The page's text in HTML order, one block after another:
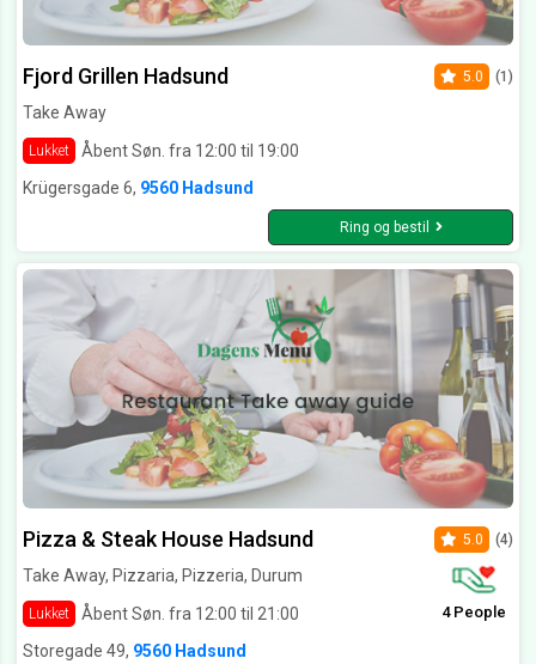
Fjord Grillen Hadsund
Take Away
Lukket Åbent Søn. fra 12:00 til 19:00
5.0 (1)
Krügersgade 6, 9560 Hadsund
Ring og bestil
Pizza & Steak House Hadsund
Take Away, Pizzaria, Pizzeria, Durum
Lukket Åbent Søn. fra 12:00 til 21:00
5.0 (4)
4 People
Storegade 49, 9560 Hadsund